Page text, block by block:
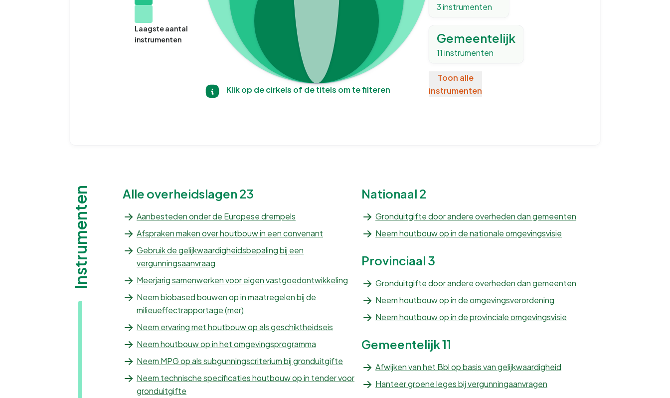
Laagste aantal
instrumenten
Klik op de cirkels of de titels om te filteren
3instrumenten
Gemeentelijk
11 instrumenten
Toon alle
instrumenten
Instrumenten Alle overheidslagen 23
Aanbesteden onder de Europese drempels
Afspraken maken over houtbouw in een convenant
Gebruik de gelijkwaardigheidsbepaling bij een
vergunningsaanvraag
Meerjarig samenwerken voor eigen vastgoedontwikkeling
Neem biobased bouwen op in maatregelen bij de
milieueffectrapportage (mer)
Neem ervaring met houtbouw op als geschiktheidseis
Neem houtbouw op in het omgevingsprogramma
Neem MPG op als subgunningscriterium bij gronduitgifte
Neem technische specificaties houtbouw op in tender voor
gronduitgifte
Nationaal 2
Gronduitgifte door andere overheden dan gemeenten
Neem houtbouw op in de nationale omgevingsvisie
Provinciaal 3
Gronduitgifte door andere overheden dan gemeenten
Neem houtbouw op in de omgevingsverordening
Neem houtbouw op in de provinciale omgevingsvisie
Gemeentelijk11
Afwijken van het Bbl op basis van gelijkwaardigheid
Hanteer groene leges bij vergunningaanvragen